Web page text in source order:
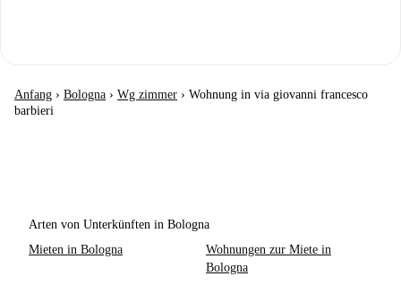
Anfang › Bologna › Wg zimmer › Wohnung in via giovanni francesco
barbieri
Arten von Unterkünften in Bologna
Mieten in Bologna
Wohnungen zur Miete in
Bologna